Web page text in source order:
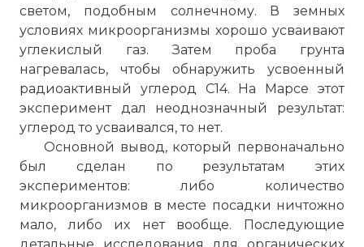
светом, подобным солнечному. В земных
условиях микроорганизмы хорошо усваивают
углекислый газ. Затем проба грунта
нагревалась, чтобы обнаружить усвоенный
радиоактивный углерод С14. На Марсе этот
эксперимент дал неоднозначный результат:
углерод то усваивался, то нет.
Основной вывод, который первоначально
был сделан по результатам этих
экспериментов: либо количество
микроорганизмов в месте посадки ничтожно
мало, либо их нет вообще. Последующие